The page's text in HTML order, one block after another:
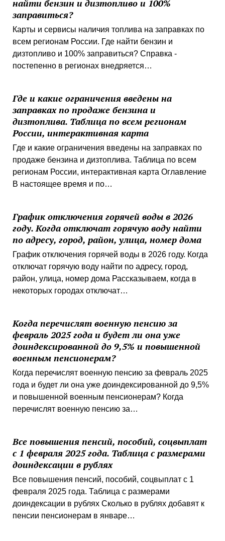
найти бензин и дизтопливо и 100%
заправиться?
Карты и сервисы наличия топлива на заправках по
всем регионам России. Где найти бензин и
дизтопливо и 100% заправиться? Справка -
постепенно в регионах внедряется…
Где и какие ограничения введены на
заправках по продаже бензина и
дизтоплива. Таблица по всем регионам
России, интерактивная карта
Где и какие ограничения введены на заправках по
продаже бензина и дизтоплива. Таблица по всем
регионам России, интерактивная карта Оглавление
В настоящее время и по…
График отключения горячей воды в 2026
году. Когда отключат горячую воду найти
по адресу, город, район, улица, номер дома
График отключения горячей воды в 2026 году. Когда
отключат горячую воду найти по адресу, город,
район, улица, номер дома Рассказываем, когда в
некоторых городах отключат…
Когда перечислят военную пенсию за
февраль 2025 года и будет ли она уже
доиндексированной до 9,5% и повышенной
военным пенсионерам?
Когда перечислят военную пенсию за февраль 2025
года и будет ли она уже доиндексированной до 9,5%
и повышенной военным пенсионерам? Когда
перечислят военную пенсию за…
Все повышения пенсий, пособий, соцвыплат
с 1 февраля 2025 года. Таблица с размерами
доиндексации в рублях
Все повышения пенсий, пособий, соцвыплат с 1
февраля 2025 года. Таблица с размерами
доиндексации в рублях Сколько в рублях добавят к
пенсии пенсионерам в январе…